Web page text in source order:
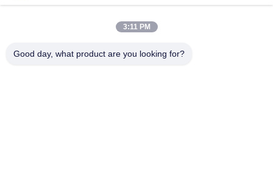
Digital, distretto di Nancheng, città di Dongguan, provincia
3:11 PM
Good day, what product are you looking for?